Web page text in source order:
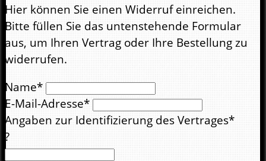
Hier können Sie einen Widerruf einreichen.
Bitte füllen Sie das untenstehende Formular
aus, um Ihren Vertrag oder Ihre Bestellung zu
widerrufen.
Name*
E-Mail-Adresse*
Angaben zur Identifizierung des Vertrages*
?